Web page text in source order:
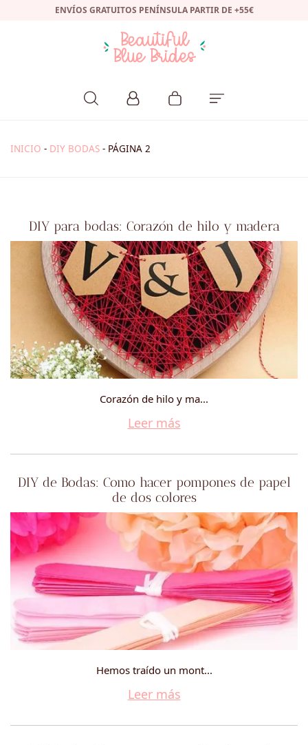
ENVÍOS GRATUITOS PENÍNSULA PARTIR DE +55€
INICIO - DIY BODAS - PÁGINA 2
DIY para bodas: Corazón de hilo y madera
Corazón de hilo y ma...
Leer más
DIY de Bodas: Como hacer pompones de papel
de dos colores
Hemos traído un mont...
Leer más